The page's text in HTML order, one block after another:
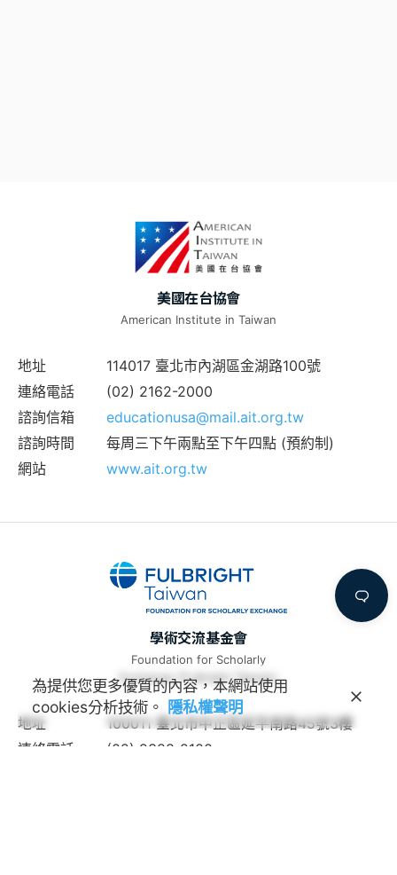
美國在台協會
American Institute in Taiwan
地址
114017 臺北市內湖區金湖路100號
連絡電話
(02) 2162-2000
諮詢信箱
educationusa@mail.ait.org.tw
諮詢時間
每周三下午兩點至下午四點 (預約制)
網站
www.ait.org.tw
學術交流基金會
Foundation for Scholarly
Exchange (Fulbright Taiwan)
地址
100011 臺北市中正區延平南路45號3樓
連絡電話
(02) 2388-2100
為提供您更多優質的內容，本網站使用
cookies分析技術。
隱私權聲明